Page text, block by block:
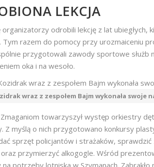
LEKCJA
odrobili lekcję z lat ubiegłych,
Tym razem do pomocy przy urozmaiceniu
przygotowali zawody sportowe służb
oka i na wesoło.
wraz z zespołem Bajm wykonała swoje
towarzyszył występ orkiestry
Z myślą o nich przygotowano konkursy
sprzęt policjantów i strażaków,
przymierzyć alkogogle. Wśród
na potrzeby lotniska w Szymanach.